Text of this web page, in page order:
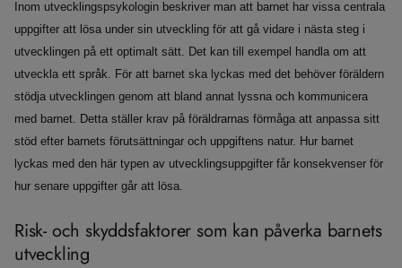
Inom utvecklingspsykologin beskriver man att barnet har vissa centrala
uppgifter att lösa under sin utveckling för att gå vidare i nästa steg i
utvecklingen på ett optimalt sätt. Det kan till exempel handla om att
utveckla ett språk. För att barnet ska lyckas med det behöver föräldern
stödja utvecklingen genom att bland annat lyssna och kommunicera
med barnet. Detta ställer krav på föräldrarnas förmåga att anpassa sitt
stöd efter barnets förutsättningar och uppgiftens natur. Hur barnet
lyckas med den här typen av utvecklingsuppgifter får konsekvenser för
hur senare uppgifter går att lösa.
Risk- och skyddsfaktorer som kan påverka barnets
utveckling